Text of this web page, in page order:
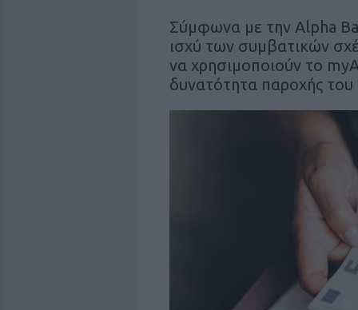
Σύμφωνα με την Alpha
ισχύ των συμβατικών
να χρησιμοποιούν το
δυνατότητα παροχής